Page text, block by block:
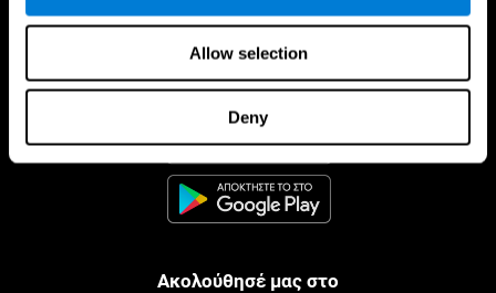
Allow selection
Deny
Εφαρμογή CogniFit
Ακολούθησέ μας στο